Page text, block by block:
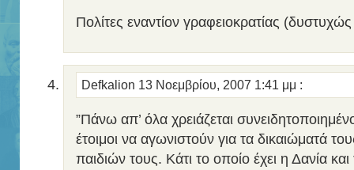
Πολίτες εναντίον γραφειοκρατίας
Defkalion 13 Νοεμβρίου, 2007 1:41 μμ :
”Πάνω απ’ όλα χρειάζεται
έτοιμοι να αγωνιστούν για τα δικαιώματά
παιδιών τους. Κάτι το οποίο έχει η Δανία